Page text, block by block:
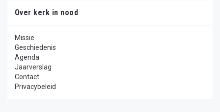
Over kerk in nood
Missie
Geschiedenis
Agenda
Jaarverslag
Contact
Privacybeleid